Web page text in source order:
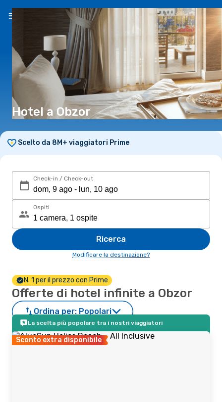
IT(€)
Hotel a Obzor
Scelto da 8M+ viaggiatori Prime
Check-in / Check-out
Ospiti
Ricerca
Modificare la destinazione?
N. 1 per il prezzo con Prime
Offerte di hotel infinite a Obzor
Ordina per: Popolari
La scelta più popolare tra i nostri viaggiatori
Sconto extra disponibile